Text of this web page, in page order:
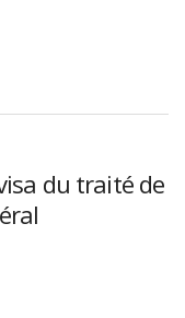
du traité de